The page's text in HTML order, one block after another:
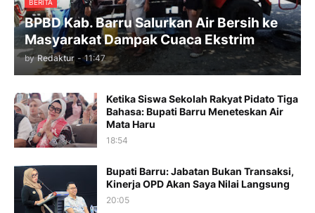
BERITA
BPBD Kab. Barru Salurkan Air Bersih ke
Masyarakat Dampak Cuaca Ekstrim
by Redaktur - 11:47
Ketika Siswa Sekolah Rakyat Pidato Tiga
Bahasa: Bupati Barru Meneteskan Air
Mata Haru
18:54
Bupati Barru: Jabatan Bukan Transaksi,
Kinerja OPD Akan Saya Nilai Langsung
20:05